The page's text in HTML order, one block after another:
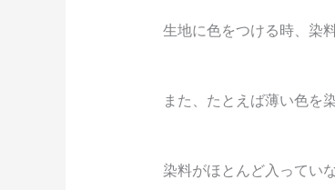
生地に色をつける時、染
また、たとえば薄い色を
染料がほとんど入ってい